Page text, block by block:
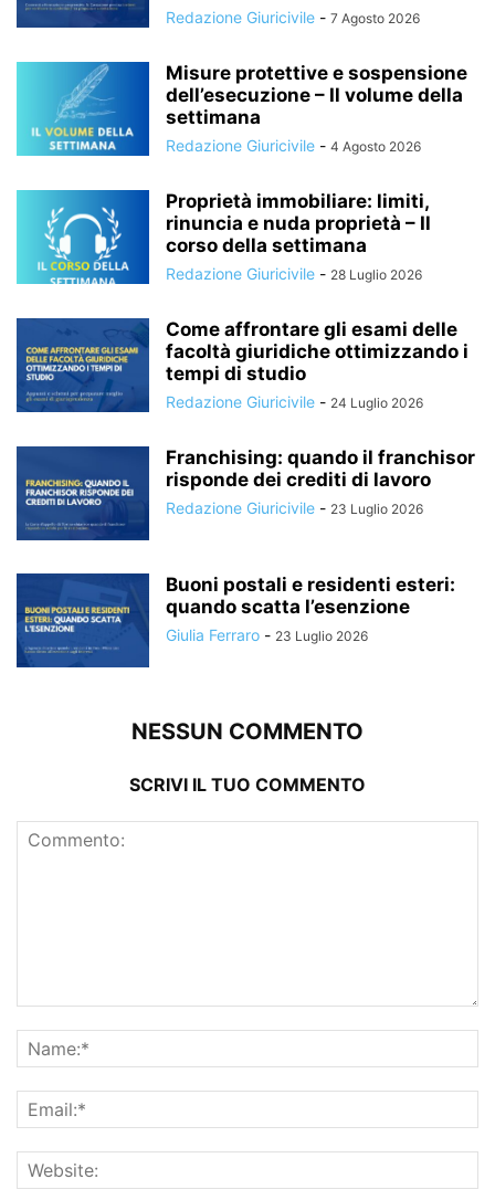
Redazione Giuricivile - 7 Agosto 2026
Misure protettive e sospensione
dell’esecuzione – Il volume della
settimana
Redazione Giuricivile - 4 Agosto 2026
Proprietà immobiliare: limiti,
rinuncia e nuda proprietà – Il
corso della settimana
Redazione Giuricivile - 28 Luglio 2026
Come affrontare gli esami delle
facoltà giuridiche ottimizzando i
tempi di studio
Redazione Giuricivile - 24 Luglio 2026
Franchising: quando il franchisor
risponde dei crediti di lavoro
Redazione Giuricivile - 23 Luglio 2026
Buoni postali e residenti esteri:
quando scatta l’esenzione
Giulia Ferraro - 23 Luglio 2026
NESSUN COMMENTO
SCRIVI IL TUO COMMENTO